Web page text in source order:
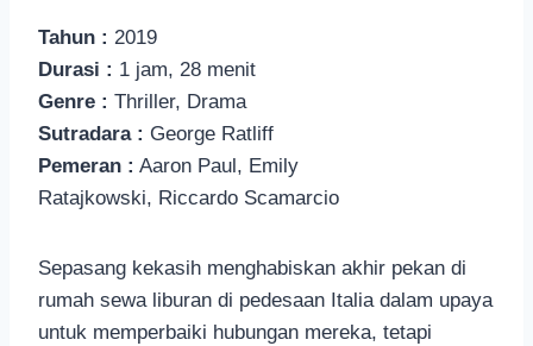
Tahun : 2019
Durasi : 1 jam, 28 menit
Genre : Thriller, Drama
Sutradara : George Ratliff
Pemeran : Aaron Paul, Emily
Ratajkowski, Riccardo Scamarcio
Sepasang kekasih menghabiskan akhir pekan di
rumah sewa liburan di pedesaan Italia dalam upaya
untuk memperbaiki hubungan mereka, tetapi